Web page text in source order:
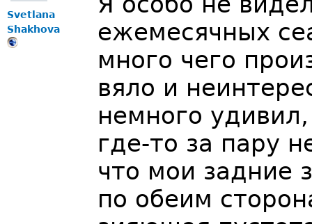
Svetlana
Shakhova
ежемесячных
много чего
вяло и
немного
где-то за пару
что мои задние
по обеим